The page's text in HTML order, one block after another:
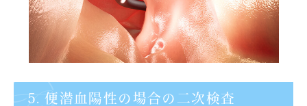
5. 便潜血陽性の場合の二次検査